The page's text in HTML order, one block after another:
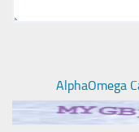
AlphaOmega